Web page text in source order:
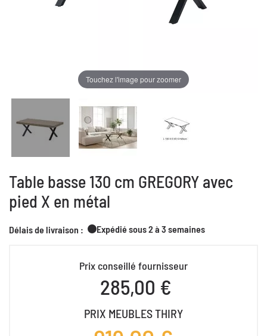
Touchez l'image pour zoomer
Table basse 130 cm GREGORY avec
pied X en métal
Délais de livraison : Expédié sous 2 à 3 semaines
Prix conseillé fournisseur
285,00 €
PRIX MEUBLES THIRY